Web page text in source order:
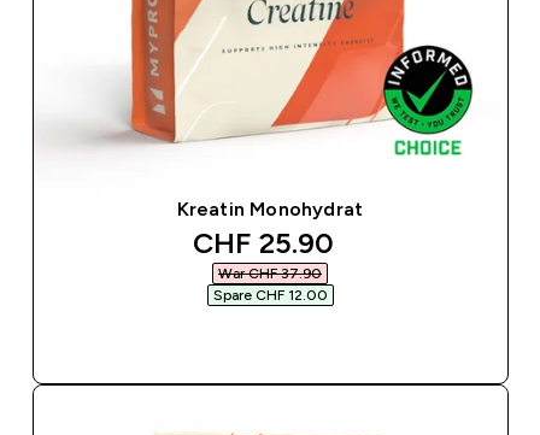
Kreatin Monohydrat
discounted price
CHF 25.90‎
War CHF 37.90‎
Spare CHF 12.00‎